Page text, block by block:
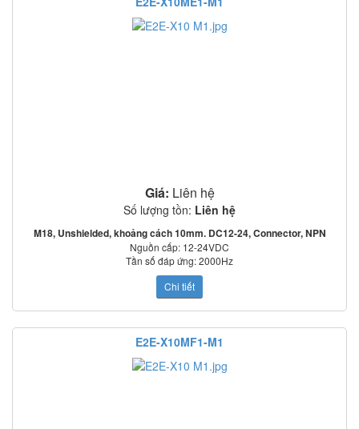
Giá: Liên hệ
Số lượng tồn: Liên hệ
M18, Unshielded, khoảng cách 10mm. DC12-24, Connector, NPN
Nguồn cấp: 12-24VDC
Tần số đáp ứng: 2000Hz
Mạch bảo vệ: Ngược cực cấp nguồn, quá áp tức thời, ngắn mạch ngõ ra
Nhiệt độ làm việc: -25
Tiêu chuẩn: IEC60529: IP67
Chi tiết
E2E-X10MF1-M1